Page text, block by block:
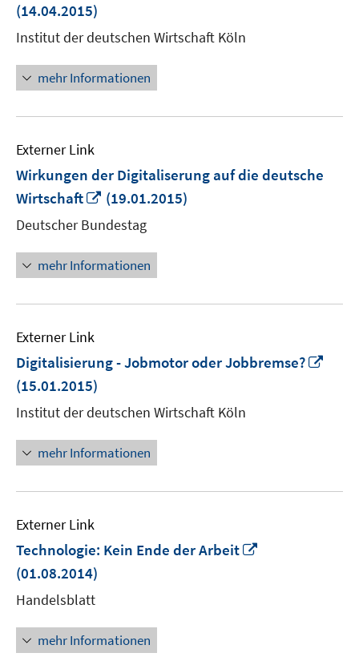
(14.04.2015)
Institut der deutschen Wirtschaft Köln
mehr Informationen
Externer Link
Wirkungen der Digitaliserung auf die deutsche
Wirtschaft
In
neuem
Fenster
öffnen
(19.01.2015)
Deutscher Bundestag
mehr Informationen
Externer Link
Digitalisierung - Jobmotor oder Jobbremse?
(15.01.2015)
Institut der deutschen Wirtschaft Köln
mehr Informationen
Externer Link
Technologie: Kein Ende der Arbeit
(01.08.2014)
Handelsblatt
mehr Informationen